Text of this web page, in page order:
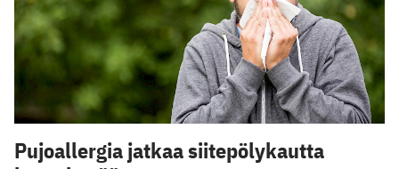
Pujoallergia jatkaa siitepölykautta